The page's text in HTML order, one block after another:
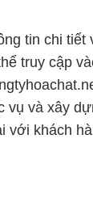
tin chi
truy cập
vụ và xây
với khách